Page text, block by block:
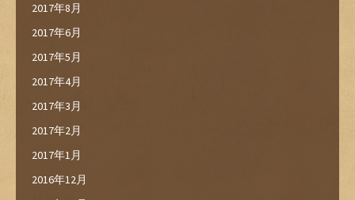
2017年8月
2017年6月
2017年5月
2017年4月
2017年3月
2017年2月
2017年1月
2016年12月